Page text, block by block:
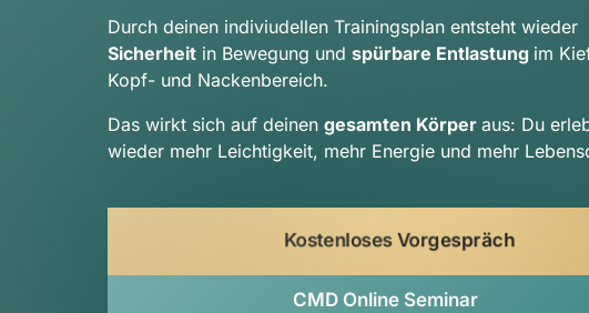
Sicherheit in Bewegung und spürbare Entlastung im
Kopf- und Nackenbereich.
Das wirkt sich auf deinen gesamten Körper aus: Du
wieder mehr Leichtigkeit, mehr Energie und mehr
Kostenloses Vorgespräch
CMD Online Seminar